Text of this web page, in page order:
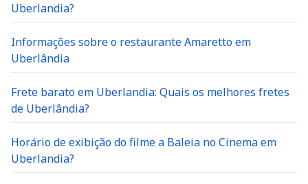
Uberlandia?
Informações sobre o restaurante Amaretto em
Uberlândia
Frete barato em Uberlandia: Quais os melhores fretes
de Uberlândia?
Horário de exibição do filme a Baleia no Cinema em
Uberlandia?